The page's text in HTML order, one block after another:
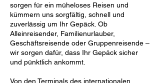
sorgen für ein müheloses Reisen und
kümmern uns sorgfältig, schnell und
zuverlässig um Ihr Gepäck. Ob
Alleinreisender, Familienurlauber,
Geschäftsreisende oder Gruppenreisende –
wir sorgen dafür, dass Ihr Gepäck sicher
und pünktlich ankommt.
Von den Terminals des internationalen